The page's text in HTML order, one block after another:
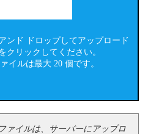
ンド ドロップしてアップロード
クリックしてください。
イルは最大 20 個です。
ァイルは、サーバーにアップロ